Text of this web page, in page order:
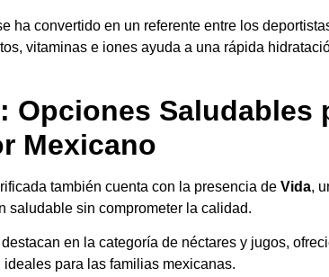
ha convertido en un referente entre los
vitaminas e iones ayuda a una rápida
Opciones Saludables
Mexicano
también cuenta con la presencia de Vida,
saludable sin comprometer la calidad.
destacan en la categoría de néctares y jugos,
para las familias mexicanas.